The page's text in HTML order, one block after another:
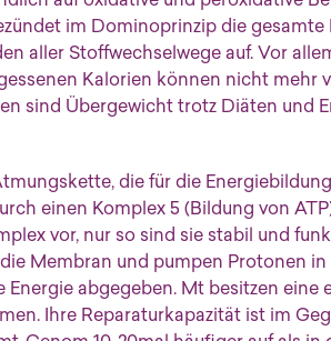
im Dominoprinzip die
aller Stoffwechselwege auf. Vor
Kalorien können nicht mehr
sind Übergewicht trotz Diäten und
die für die
einen Komplex 5 (Bildung von
vor, nur so sind sie stabil und
Membran und pumpen Protonen in
abgegeben. Mt besitzen eine
Ihre Reparaturkapazität ist im